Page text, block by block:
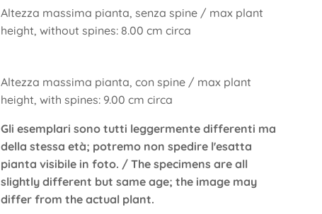
Altezza massima pianta, senza spine / max plant
height, without spines: 8.00 cm circa
Altezza massima pianta, con spine / max plant
height, with spines: 9.00 cm circa
Gli esemplari sono tutti leggermente differenti ma
della stessa età; potremo non spedire l'esatta
pianta visibile in foto. / The specimens are all
slightly different but same age; the image may
differ from the actual plant.